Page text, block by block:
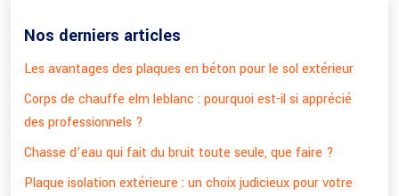
Nos derniers articles
Les avantages des plaques en béton pour le sol extérieur
Corps de chauffe elm leblanc : pourquoi est-il si apprécié
des professionnels ?
Chasse d’eau qui fait du bruit toute seule, que faire ?
Plaque isolation extérieure : un choix judicieux pour votre